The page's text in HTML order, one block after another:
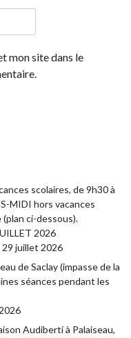
mon site dans le
scolaires, de 9h30 à
MIDI hors vacances
ci-dessous).
2026
juillet 2026
de Saclay (impasse de la
séances pendant les
Audiberti à Palaiseau,